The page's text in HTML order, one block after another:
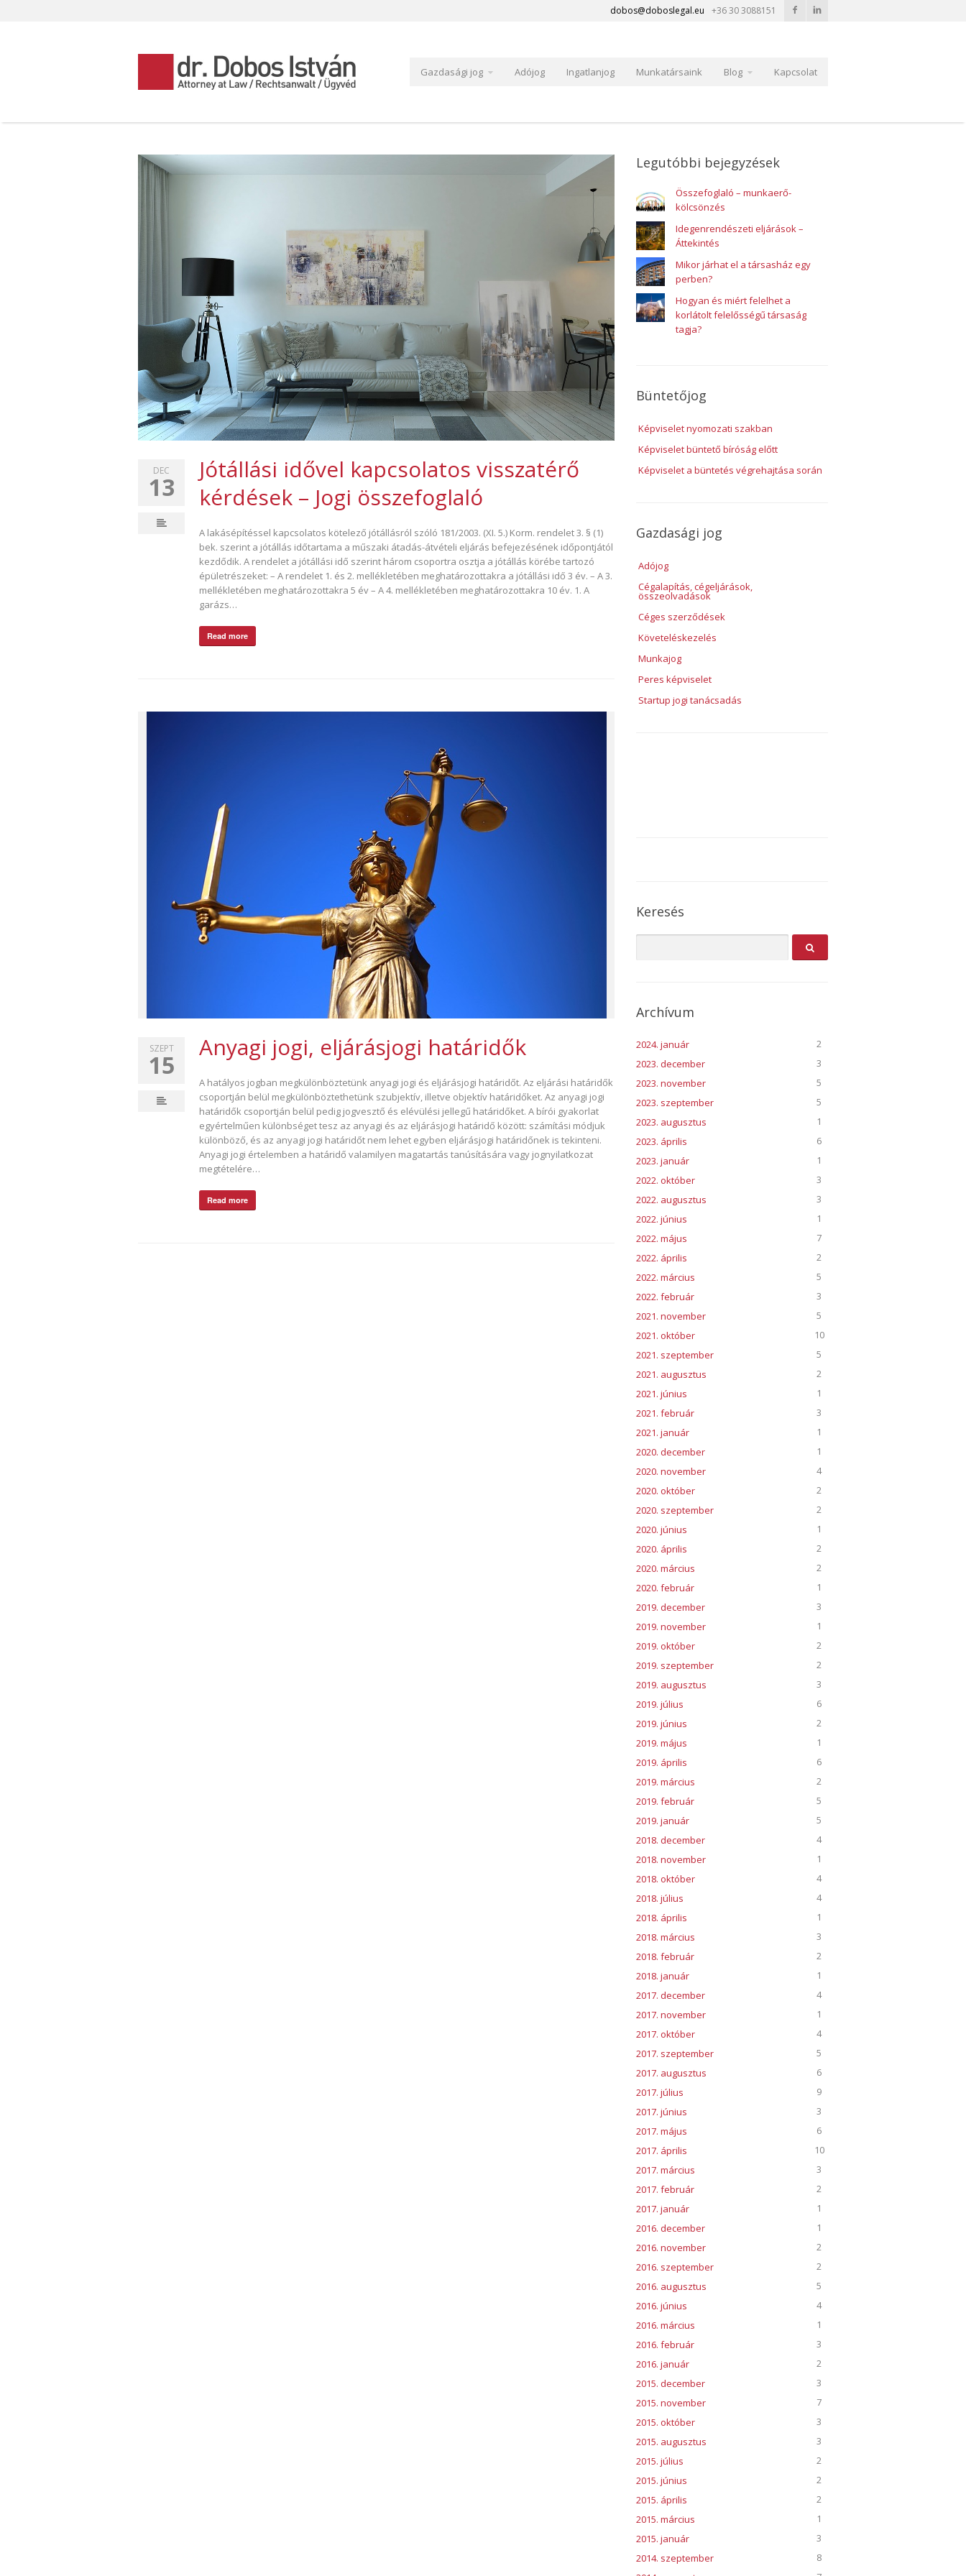
dobos@doboslegal.eu +36 30 3088151
Gazdasági jog Adójog Ingatlanjog Munkatársaink Blog Kapcsolat
Jótállási idővel kapcsolatos visszatérő
kérdések – Jogi összefoglaló
DEC
13
A lakásépítéssel kapcsolatos kötelező jótállásról szóló 181/2003. (XI. 5.) Korm. rendelet 3. § (1)
bek. szerint a jótállás időtartama a műszaki átadás-átvételi eljárás befejezésének időpontjától
kezdődik. A rendelet a jótállási idő szerint három csoportra osztja a jótállás körébe tartozó
épületrészeket: – A rendelet 1. és 2. mellékletében meghatározottakra a jótállási idő 3 év. – A 3.
mellékletében meghatározottakra 5 év – A 4. mellékletében meghatározottakra 10 év. 1. A
garázs…
Read more
Anyagi jogi, eljárásjogi határidők
SZEPT
15
A hatályos jogban megkülönböztetünk anyagi jogi és eljárásjogi határidőt. Az eljárási határidők
csoportján belül megkülönböztethetünk szubjektív, illetve objektív határidőket. Az anyagi jogi
határidők csoportján belül pedig jogvesztő és elévülési jellegű határidőket. A bírói gyakorlat
egyértelműen különbséget tesz az anyagi és az eljárásjogi határidő között: számítási módjuk
különböző, és az anyagi jogi határidőt nem lehet egyben eljárásjogi határidőnek is tekinteni.
Anyagi jogi értelemben a határidő valamilyen magatartás tanúsítására vagy jognyilatkozat
megtételére…
Read more
Legutóbbi bejegyzések
Összefoglaló – munkaerő-
kölcsönzés
Idegenrendészeti eljárások –
Áttekintés
Mikor járhat el a társasház egy
perben?
Hogyan és miért felelhet a
korlátolt felelősségű társaság
tagja?
Büntetőjog
Képviselet nyomozati szakban
Képviselet büntető bíróság előtt
Képviselet a büntetés végrehajtása során
Gazdasági jog
Adójog
Cégalapítás, cégeljárások,
összeolvadások
Céges szerződések
Követeléskezelés
Munkajog
Peres képviselet
Startup jogi tanácsadás
Keresés
Archívum
2024. január
2
2023. december
3
2023. november
5
2023. szeptember
5
2023. augusztus
1
2023. április
6
2023. január
1
2022. október
3
2022. augusztus
3
2022. június
1
2022. május
7
2022. április
2
2022. március
5
2022. február
3
2021. november
5
2021. október
10
2021. szeptember
5
2021. augusztus
2
2021. június
1
2021. február
3
2021. január
1
2020. december
1
2020. november
4
2020. október
2
2020. szeptember
2
2020. június
1
2020. április
2
2020. március
2
2020. február
1
2019. december
3
2019. november
1
2019. október
2
2019. szeptember
2
2019. augusztus
3
2019. július
6
2019. június
2
2019. május
1
2019. április
6
2019. március
2
2019. február
5
2019. január
5
2018. december
4
2018. november
1
2018. október
4
2018. július
4
2018. április
1
2018. március
3
2018. február
2
2018. január
1
2017. december
4
2017. november
1
2017. október
4
2017. szeptember
5
2017. augusztus
6
2017. július
9
2017. június
3
2017. május
6
2017. április
10
2017. március
3
2017. február
2
2017. január
1
2016. december
1
2016. november
2
2016. szeptember
2
2016. augusztus
5
2016. június
4
2016. március
1
2016. február
3
2016. január
2
2015. december
3
2015. november
7
2015. október
3
2015. augusztus
3
2015. július
2
2015. június
2
2015. április
2
2015. március
1
2015. január
3
2014. szeptember
8